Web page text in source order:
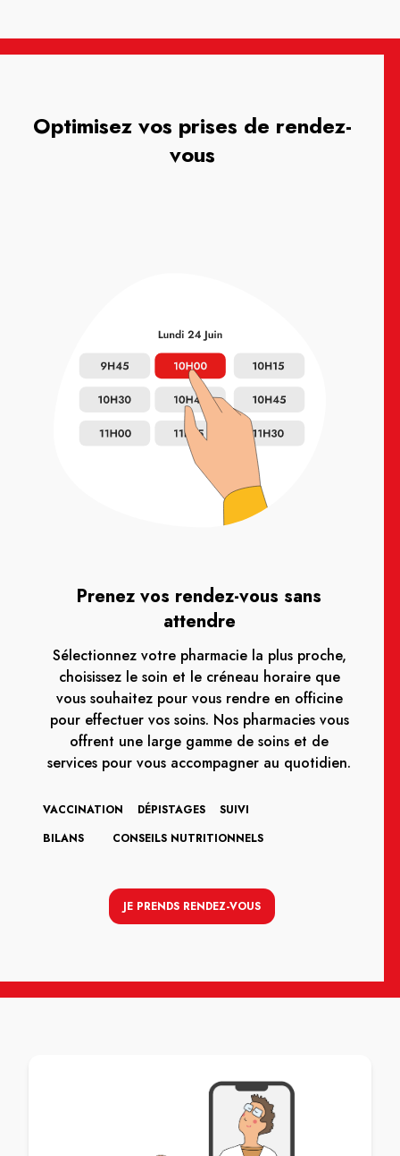
Optimisez vos prises de rendez-
vous
Prenez vos rendez-vous sans
attendre
Sélectionnez votre pharmacie la plus proche,
choisissez le soin et le créneau horaire que
vous souhaitez pour vous rendre en officine
pour effectuer vos soins. Nos pharmacies vous
offrent une large gamme de soins et de
services pour vous accompagner au quotidien.
VACCINATION DÉPISTAGES
SUIVI
BILANS
CONSEILS NUTRITIONNELS
JE PRENDS RENDEZ-VOUS